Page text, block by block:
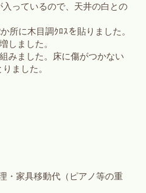
っているので、天井の白との
所に木目調ｸﾛｽを貼りました。
しました。
みました。床に傷がつかない
ました。
家具移動代（ピアノ等の重